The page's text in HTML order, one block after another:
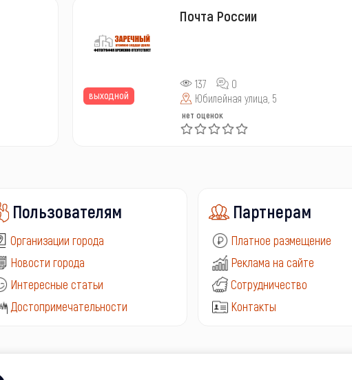
выходной
Почта России
137
0
Юбилейная улица, 5
нет оценок
Пользователям
Организации города
Новости города
Интересные статьи
Достопримечательности
Партнерам
Платное размещение
Реклама на сайте
Сотрудничество
Контакты